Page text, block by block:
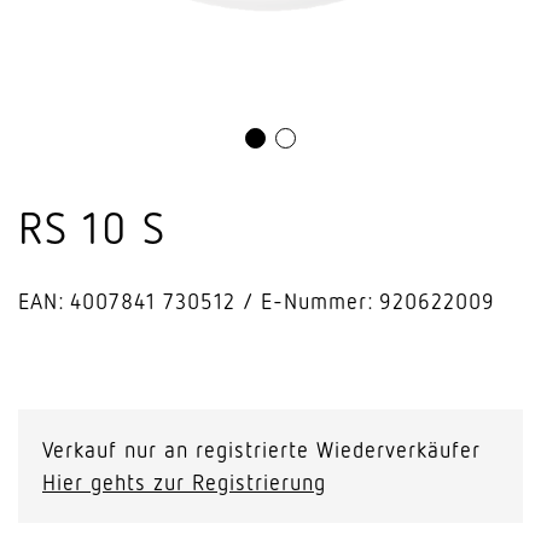
RS 10 S
EAN: 4007841 730512 E-Nummer: 920622009
Menge
Verkauf nur an registrierte Wiederverkäufer
Hier gehts zur Registrierung